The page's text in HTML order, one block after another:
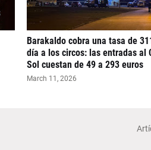
Barakaldo cobra una tasa de
día a los circos: las entradas al
Sol cuestan de 49 a 293 euros
March 11, 2026